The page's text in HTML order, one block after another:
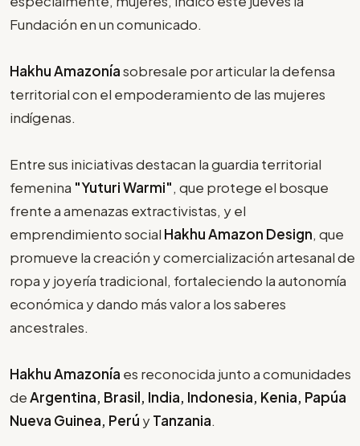
Fundación en un comunicado.
Hakhu Amazoníasobresale por articular la defensa
territorial con el empoderamiento de las mujeres
indígenas.
Entre sus iniciativas destacan la guardia territorial
femenina "Yuturi Warmi", que protege el bosque
frente a amenazas extractivistas, y el
emprendimiento social Hakhu Amazon Design, que
promueve la creación y comercialización artesanal de
ropa y joyería tradicional, fortaleciendo la autonomía
económica y dando más valor a los saberes
ancestrales.
Hakhu Amazonía es reconocida junto a comunidades
deArgentina, Brasil, India, Indonesia, Kenia, Papúa
Nueva Guinea, Perú yTanzania.